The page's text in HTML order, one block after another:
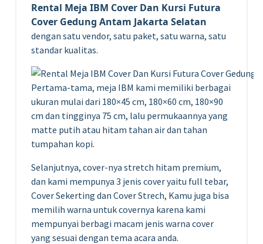
Rental Meja IBM Cover Dan Kursi Futura
Cover Gedung Antam Jakarta Selatan
dengan satu vendor, satu paket, satu warna, satu
standar kualitas.
Pertama-tama, meja IBM kami memiliki berbagai
ukuran mulai dari 180×45 cm, 180×60 cm, 180×90
cm dan tingginya 75 cm, lalu permukaannya yang
matte putih atau hitam tahan air dan tahan
tumpahan kopi.
Selanjutnya, cover-nya stretch hitam premium,
dan kami mempunya 3 jenis cover yaitu full tebar,
Cover Sekerting dan Cover Strech, Kamu juga bisa
memilih warna untuk covernya karena kami
mempunyai berbagi macam jenis warna cover
yang sesuai dengan tema acara anda.